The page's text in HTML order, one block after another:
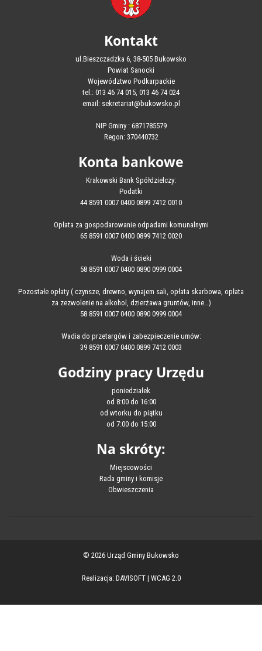
Kontakt
ul.Bieszczadzka 6, 38-505 Bukowsko
Powiat Sanocki
Województwo Podkarpackie
tel.: 013 46 74 015, 013 46 74 024
email: sekretariat@bukowsko.pl
NIP Gminy : 6871785579
Regon: 370440732
Konta bankowe
Krakowski Bank Spółdzielczy:
Podatki
44 8591 0007 0400 0899 7412 0010
Opłata za gospodarowanie odpadami komunalnymi
65 8591 0007 0400 0899 7412 0020
Woda i ścieki
58 8591 0007 0400 0890 0999 0004
Pozostałe opłaty ( czynsze, drewno, wynajem sali, opłata skarbowa, opłata
za zezwolenie na alkohol, dzierżawa gruntów, inne…)
58 8591 0007 0400 0890 0999 0004
Wadia do przetargów i zabezpieczenie umów:
39 8591 0007 0400 0899 7412 0003
Godziny pracy Urzędu
poniedziałek
od 8:00 do 16:00
od wtorku do piątku
od 7:00 do 15:00
Na skróty:
Miejscowości
Rada gminy i komisje
Obwieszczenia
© 2026 Urząd Gminy Bukowsko
Realizacja: DAVISOFT| WCAG 2.0